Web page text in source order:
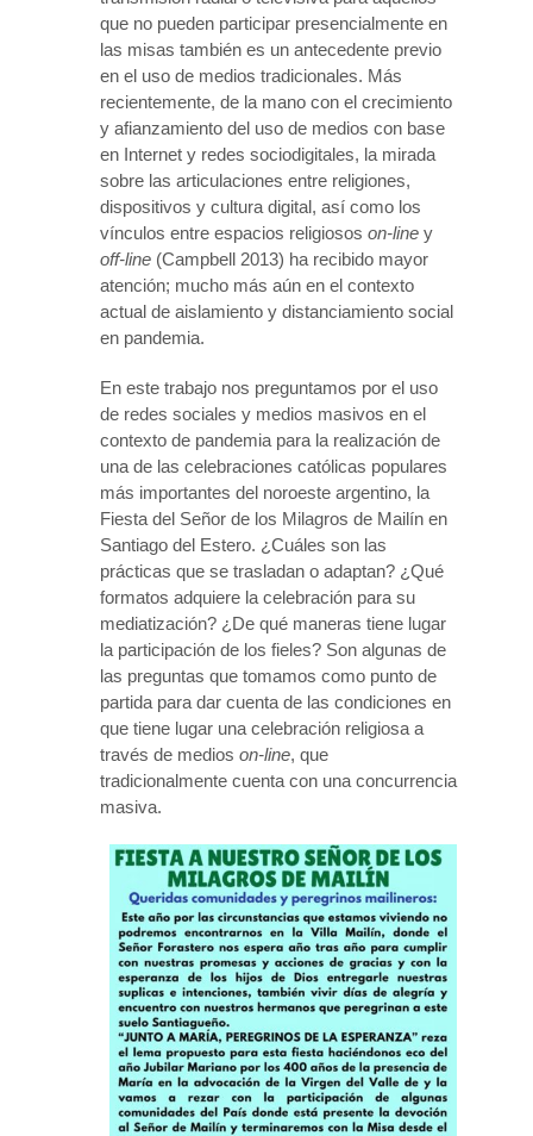
que no pueden participar presencialmente en
las misas también es un antecedente previo
en el uso de medios tradicionales. Más
recientemente, de la mano con el crecimiento
y afianzamiento del uso de medios con base
en Internet y redes sociodigitales, la mirada
sobre las articulaciones entre religiones,
dispositivos y cultura digital, así como los
vínculos entre espacios religiosos on-line y
off-line (Campbell 2013) ha recibido mayor
atención; mucho más aún en el contexto
actual de aislamiento y distanciamiento social
en pandemia.
En este trabajo nos preguntamos por el uso
de redes sociales y medios masivos en el
contexto de pandemia para la realización de
una de las celebraciones católicas populares
más importantes del noroeste argentino, la
Fiesta del Señor de los Milagros de Mailín en
Santiago del Estero. ¿Cuáles son las
prácticas que se trasladan o adaptan? ¿Qué
formatos adquiere la celebración para su
mediatización? ¿De qué maneras tiene lugar
la participación de los fieles? Son algunas de
las preguntas que tomamos como punto de
partida para dar cuenta de las condiciones en
que tiene lugar una celebración religiosa a
través de medios on-line, que
tradicionalmente cuenta con una concurrencia
masiva.